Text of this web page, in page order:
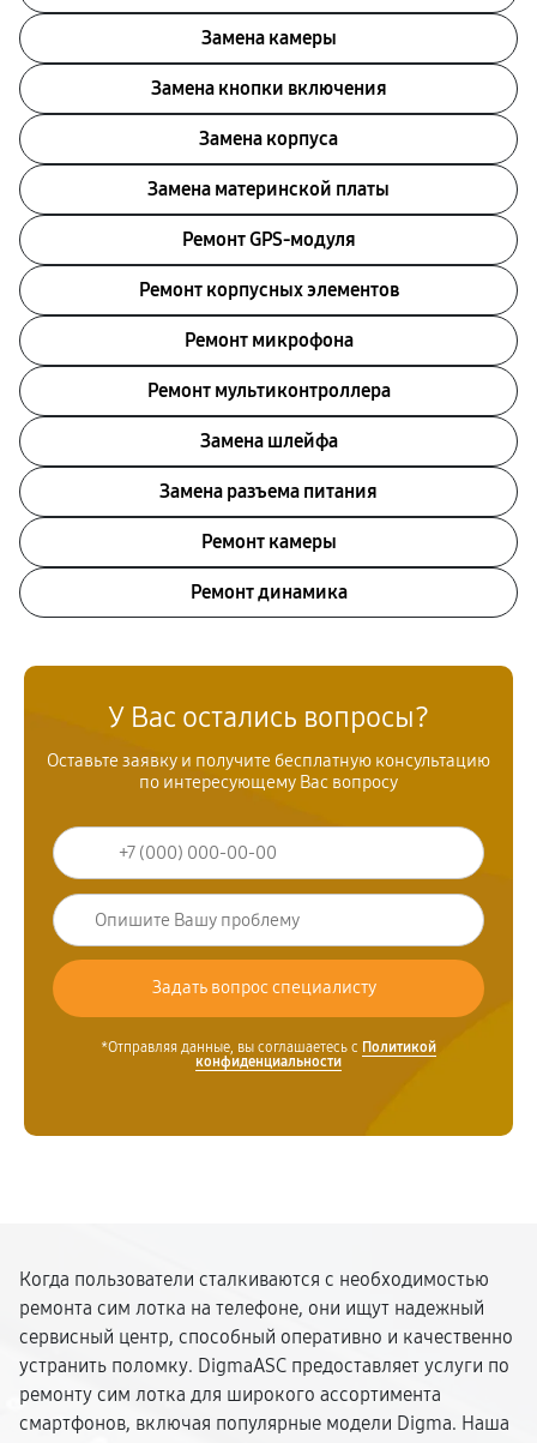
Замена камеры
Замена кнопки включения
Замена корпуса
Замена материнской платы
Ремонт GPS-модуля
Ремонт корпусных элементов
Ремонт микрофона
Ремонт мультиконтроллера
Замена шлейфа
Замена разъема питания
Ремонт камеры
Ремонт динамика
У Вас остались вопросы?
Оставьте заявку и получите бесплатную консультацию
по интересующему Вас вопросу
*Отправляя данные, вы соглашаетесь с Политикой
конфиденциальности
Когда пользователи сталкиваются с необходимостью
ремонта сим лотка на телефоне, они ищут надежный
сервисный центр, способный оперативно и качественно
устранить поломку. DigmaASC предоставляет услуги по
ремонту сим лотка для широкого ассортимента
смартфонов, включая популярные модели Digma. Наша